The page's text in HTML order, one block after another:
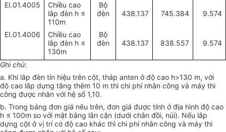
EI.01.4005
Chiều cao
lắp đèn h ≤
110m
Bộ
đèn
438.137 745.384 9.574
EI.01.4006
Chiều cao
lắp đèn h ≤
130m
Bộ
đèn
438.137 838.557 9.574
Ghi chú:
a. Khi lắp đèn tín hiệu trên cột, tháp anten ở độ cao h>130 m, với
độ cao lắp dựng tăng thêm 10 m thì chi phí nhân công và máy thi
công được nhân với hệ số 1,10.
b. Trong bảng đơn giá nêu trên, đơn giá được tính ở địa hình độ cao
h ≤ 100m so với mặt bằng lân cận (dưới chân đồi, núi). Nếu lắp
dựng cột ở vị trí có độ cao khác thì chi phí nhân công và máy thi